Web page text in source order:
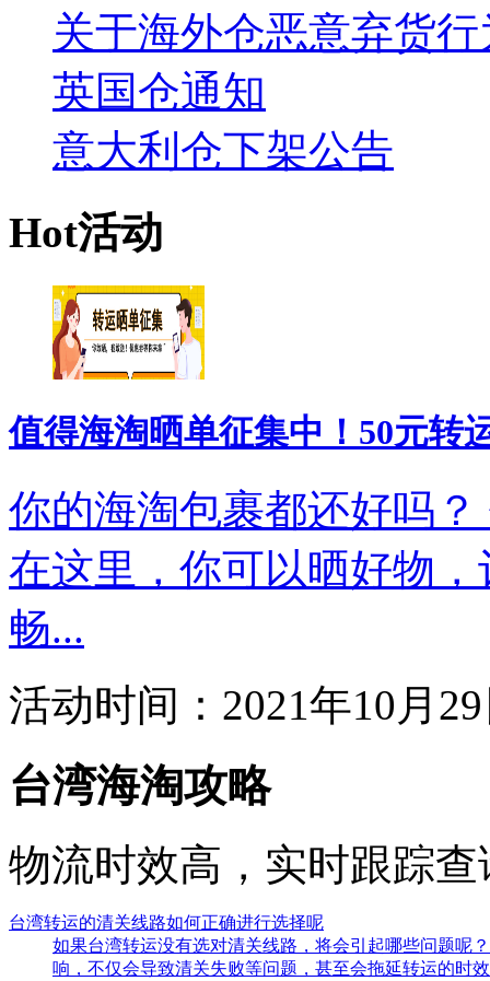
关于海外仓恶意弃货行
英国仓通知
意大利仓下架公告
Hot活动
值得海淘晒单征集中！50元转
你的海淘包裹都还好吗
在这里，你可以晒好物
畅...
活动时间：2021年10月
台湾海淘攻略
物流时效高，实时跟踪
台湾转运的清关线路如何正确进行选择呢
如果台湾转运没有选对清关线路，将会引起哪些问题呢
响，不仅会导致清关失败等问题，甚至会拖延转运的时